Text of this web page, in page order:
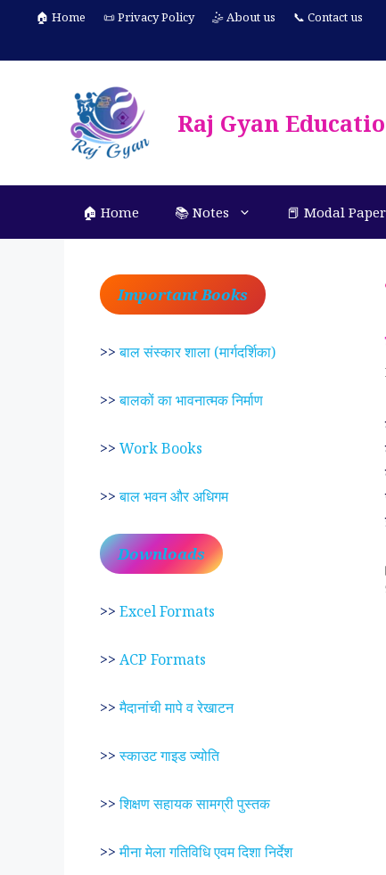
content
🏠 Home 📜 Privacy Policy 🤹 About us 📞 Contact us
Raj Gyan
🏠 Home 📚 Notes 📕 Modal
Important Books
>>बाल संस्कार शाला (मार्गदर्शिका)
>>बालकों का भावनात्मक निर्माण
>> Work Books
>>बाल भवन और अधिगम
Downloads
>> Excel Formats
>> ACP Formats
>>मैदानांची मापे व रेखाटन
>>स्काउट गाइड ज्योति
>>शिक्षण सहायक सामग्री पुस्तक
>>मीना मेला गतिविधि एवम दिशा निर्देश